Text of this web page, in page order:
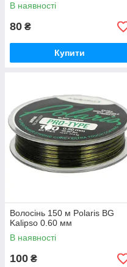
В наявності
80 ₴
Купити
Волосінь 150 м Polaris BG
Kalipso 0.60 мм
В наявності
100 ₴